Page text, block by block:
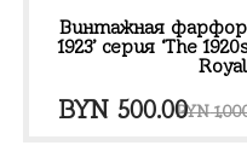
Винтажная
1923’ серия ‘The
BYN
BYN 500.00